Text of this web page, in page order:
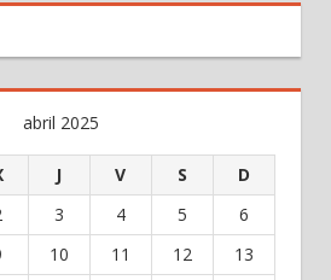
abril 2025
J V S D
3 4 5
6
10 11 12
13